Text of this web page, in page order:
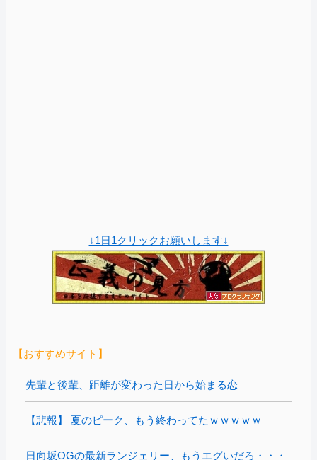
↓1日1クリックお願いします↓
【おすすめサイト】
先輩と後輩、距離が変わった日から始まる恋
【悲報】 夏のピーク、もう終わってたｗｗｗｗｗ
日向坂OGの最新ランジェリー、もうエグいだろ・・・